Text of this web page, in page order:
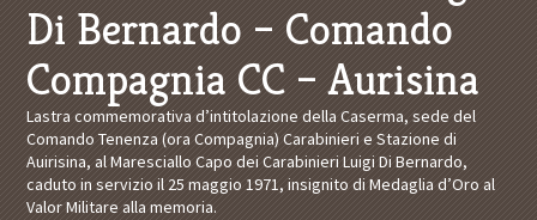
Di Bernardo – Comando
Compagnia CC – Aurisina
Lastra commemorativa d’intitolazione della Caserma, sede del
Comando Tenenza (ora Compagnia) Carabinieri e Stazione di
Auirisina, al Maresciallo Capo dei Carabinieri Luigi Di Bernardo,
caduto in servizio il 25 maggio 1971, insignito di Medaglia d’Oro al
Valor Militare alla memoria.